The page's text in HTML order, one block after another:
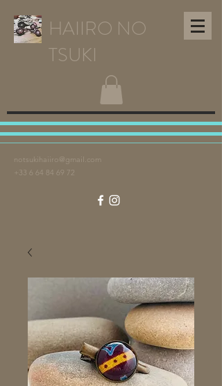
HAIIRO NO
TSUKI
notsukihaiiro@gmail.com
+33 6 64 84 69 72